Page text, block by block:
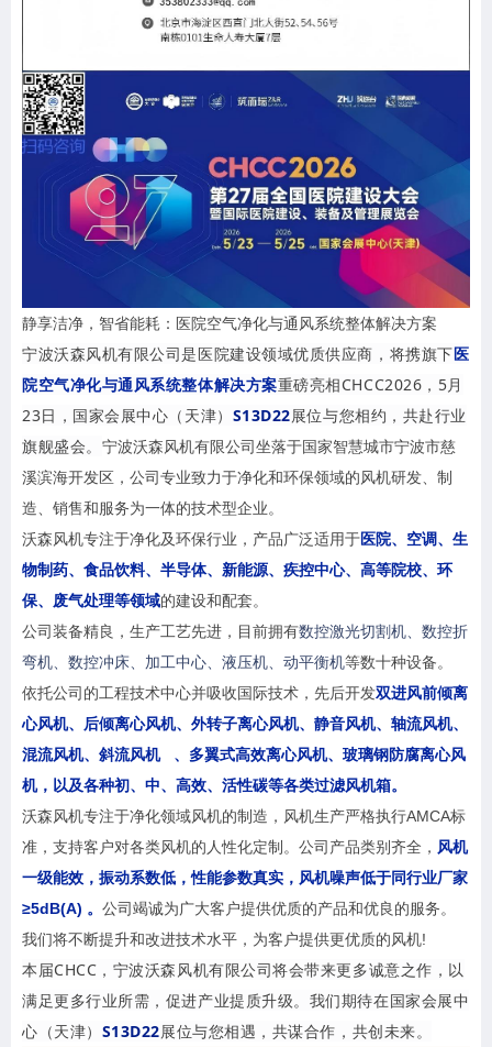
静享洁净，智省能耗：医院空气净化与通风系统整体解决方案
宁波沃森风机有限公司是医院建设领域优质供应商，将携旗下医
院空气净化与通风系统整体解决方案重磅亮相CHCC2026，5月
23日，国家会展中心（天津） S13D22展位与您相约，共赴行业
旗舰盛会。
宁波沃森风机有限公司坐落于国家智慧城市宁波市慈
溪滨海开发区，公司专业致力于净化和环保领域的风机研发、制
造、销售和服务为一体的技术型企业。
沃森风机专注于净化及环保行业，产品广泛适用于医院、空调、生
物制药、食品饮料、半导体、新能源、疾控中心、高等院校、环
保、废气处理等领域的建设和配套。
公司装备精良，生产工艺先进，目前拥有数控激光切割机、数控折
弯机、数控冲床、加工中心、液压机、动平衡机等数十种设备。
依托公司的工程技术中心并吸收国际技术，先后开发双进风前倾离
心风机、后倾离心风机、外转子离心风机、静音风机、轴流风机、
混流风机、 斜流风机
、多翼式高效离心风机、玻璃钢防腐离心风
机，以及各种初、中、高效、活性碳等各类过滤风机箱。
沃森风机专注于净化领域风机的制造，风机生产严格执行AMCA标
准，支持客户对各类风机的人性化定制。公司产品类别齐全， 风机
一级能效，振动系数低，性能参数真实，风机噪声低于同行业厂家
≥5dB(A) 。 公司竭诚为广大客户提供优质的产品和优良的服务。
我们将不断提升和改进技术水平，为客户提供更优质的风机!
本届CHCC，宁波沃森风机有限公司将会带来更多诚意之作，以
满足更多行业所需，促进产业提质升级。我们期待在国家会展中
心（天津） S13D22展位与您相遇，共谋合作，共创未来。